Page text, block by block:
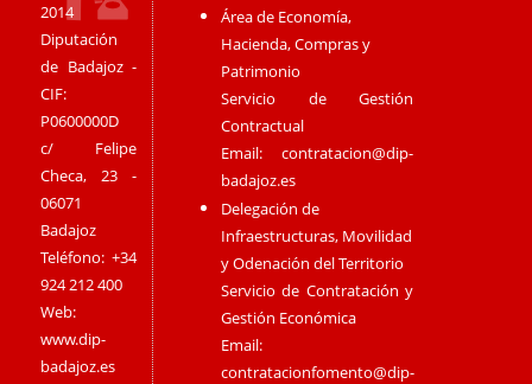
2014
Diputación
de Badajoz -
CIF:
P0600000D
c/ Felipe
Checa, 23 -
06071
Badajoz
Teléfono: +34
924 212 400
Web:
www.dip-
badajoz.es
Área de Economía,
Hacienda, Compras y
Patrimonio
Servicio de Gestión
Contractual
Email:contratacion@dip-
badajoz.es
Delegación de
Infraestructuras, Movilidad
y Odenación del Territorio
Servicio de Contratación y
Gestión Económica
Email:
contratacionfomento@dip-